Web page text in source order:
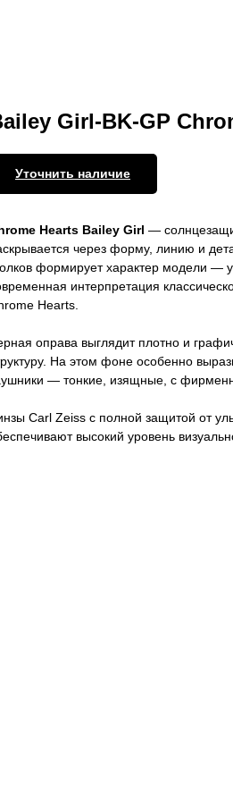
Girl-BK-GP
Уточнить наличие
Hearts Bailey Girl —
через форму, линию и
формирует характер модели —
интерпретация
Hearts.
оправа выглядит плотно и
На этом фоне особенно
— тонкие, изящные, с
Carl Zeiss с полной защитой от
высокий уровень